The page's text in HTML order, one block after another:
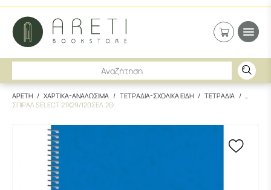
ΑΡΕΤΗ ΧΑΡΤΙΚΑ-ΑΝΑΛΩΣΙΜΑ ΤΕΤΡΑΔΙΑ-ΣΧΟΛΙΚΑ ΕΙΔΗ
ΤΕΤΡΑΔΙΑ
ΣΠΙΡΑΛ SELECT 21X29/120ΣΕΛ.2Θ